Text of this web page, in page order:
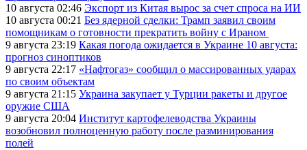
10 августа 02:46 Экспорт из Китая вырос за счет спроса на ИИ
10 августа 00:21 Без ядерной сделки: Трамп заявил своим
помощникам о готовности прекратить войну с Ираном
9 августа 23:19 Какая погода ожидается в Украине 10 августа:
прогноз синоптиков
9 августа 22:17 «Нафтогаз» сообщил о массированных ударах
по своим объектам
9 августа 21:15 Украина закупает у Турции ракеты и другое
оружие США
9 августа 20:04 Институт картофелеводства Украины
возобновил полноценную работу после разминирования
полей